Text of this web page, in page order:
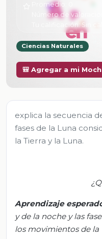
Promedio:
Número de
Tu calificación:Sin
Ciencias Naturales
🎒 Agregar a mi
explica la secuencia
fases de la Luna
la Tierra y la Luna.
Aprendizaje
y de la noche y las
los movimientos de la